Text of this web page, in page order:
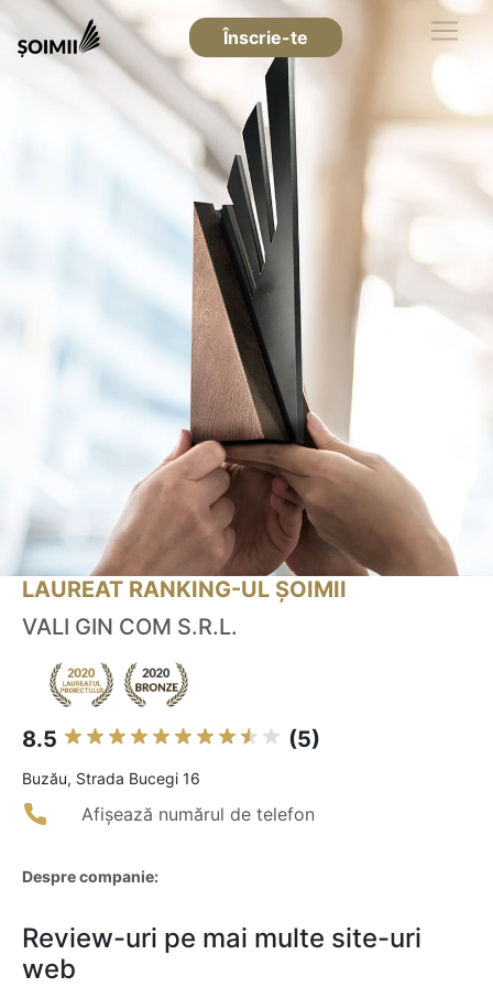
Înscrie-te
LAUREAT RANKING-UL ȘOIMII
VALI GIN COM S.R.L.
8.5 (5)
Buzău, Strada Bucegi 16
Afișează numărul de telefon
Despre companie:
Review-uri pe mai multe site-uri
web